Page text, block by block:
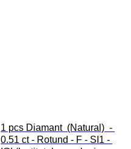
1 pcs Diamant  (Natural)  -
0.51 ct - Rotund - F - SI1 -